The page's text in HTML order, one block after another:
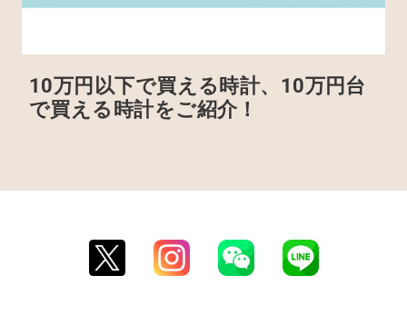
10万円以下で買える時計、10万円台
で買える時計をご紹介！